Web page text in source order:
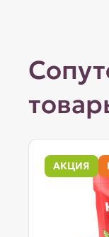
АКЦИЯ